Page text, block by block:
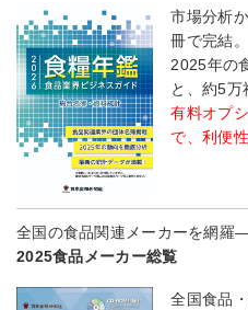
市場分析
冊で完結。
2025年の
と、約5万
有料オプ
で、利便
全国の食品関連メーカーを網
2025食品メーカー総覧
全国食品